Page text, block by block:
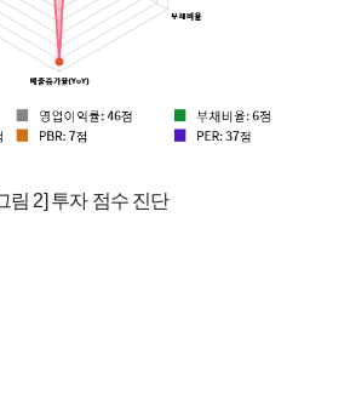
림 2] 투자 점수 진단